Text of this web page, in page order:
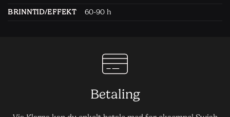
BRINNTID/EFFEKT
60-90 h
Betaling